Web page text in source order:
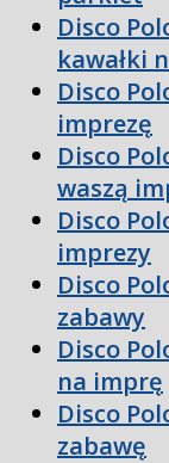
Disco
kawałki
Disco
imprezę
Disco
waszą
Disco
imprezy
Disco
zabawy
Disco
na imprę
Disco
zabawę